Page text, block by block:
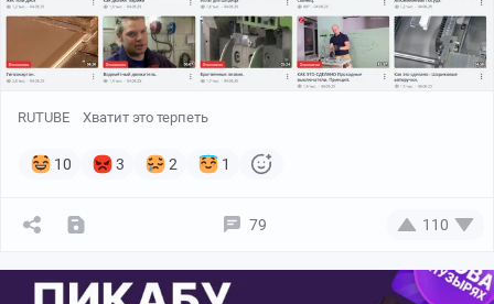
RUTUBE Хватит это терпеть
10 3 2 1
79 110